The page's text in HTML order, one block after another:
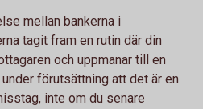
mellan bankerna i
tagit fram en rutin där din
och uppmanar till en
förutsättning att det är en
inte om du senare